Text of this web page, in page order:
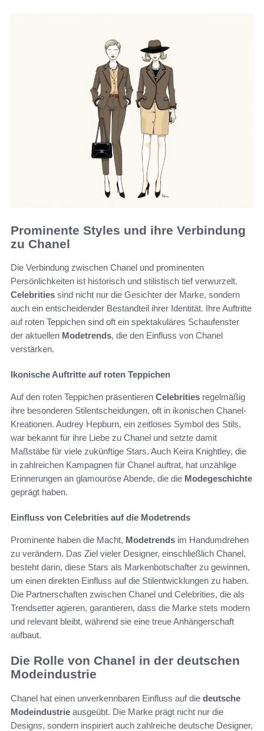
Prominente Styles und ihre Verbindung
zu Chanel
Die Verbindung zwischen Chanel und prominenten
Persönlichkeiten ist historisch und stilistisch tief verwurzelt.
Celebrities sind nicht nur die Gesichter der Marke, sondern
auch ein entscheidender Bestandteil ihrer Identität. Ihre Auftritte
auf roten Teppichen sind oft ein spektakuläres Schaufenster
der aktuellen Modetrends, die den Einfluss von Chanel
verstärken.
Ikonische Auftritte auf roten Teppichen
Auf den roten Teppichen präsentieren Celebrities regelmäßig
ihre besonderen Stilentscheidungen, oft in ikonischen Chanel-
Kreationen. Audrey Hepburn, ein zeitloses Symbol des Stils,
war bekannt für ihre Liebe zu Chanel und setzte damit
Maßstäbe für viele zukünftige Stars. Auch Keira Knightley, die
in zahlreichen Kampagnen für Chanel auftrat, hat unzählige
Erinnerungen an glamouröse Abende, die die Modegeschichte
geprägt haben.
Einfluss von Celebrities auf die Modetrends
Prominente haben die Macht, Modetrends im Handumdrehen
zu verändern. Das Ziel vieler Designer, einschließlich Chanel,
besteht darin, diese Stars als Markenbotschafter zu gewinnen,
um einen direkten Einfluss auf die Stilentwicklungen zu haben.
Die Partnerschaften zwischen Chanel und Celebrities, die als
Trendsetter agieren, garantieren, dass die Marke stets modern
und relevant bleibt, während sie eine treue Anhängerschaft
aufbaut.
Die Rolle von Chanel in der deutschen
Modeindustrie
Chanel hat einen unverkennbaren Einfluss auf die deutsche
Modeindustrie ausgeübt. Die Marke prägt nicht nur die
Designs, sondern inspiriert auch zahlreiche deutsche Designer,